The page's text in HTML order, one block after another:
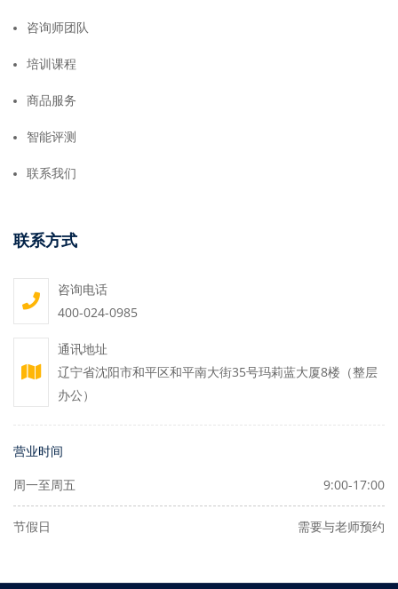
咨询师团队
培训课程
商品服务
智能评测
联系我们
联系方式
咨询电话
400-024-0985
通讯地址
辽宁省沈阳市和平区和平南大街35号玛莉蓝大厦8楼（整层
办公）
营业时间
周一至周五 9:00-17:00
节假日 需要与老师预约